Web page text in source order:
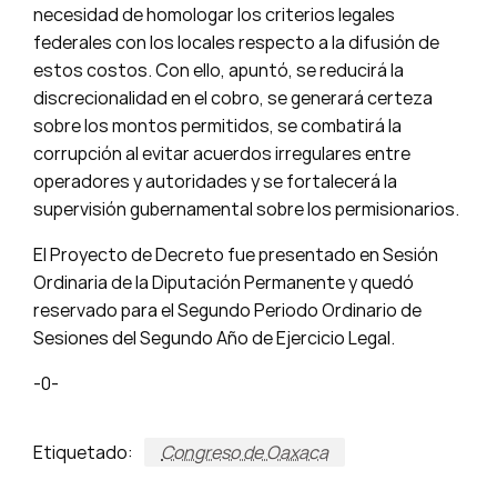
necesidad de homologar los criterios legales
federales con los locales respecto a la difusión de
estos costos. Con ello, apuntó, se reducirá la
discrecionalidad en el cobro, se generará certeza
sobre los montos permitidos, se combatirá la
corrupción al evitar acuerdos irregulares entre
operadores y autoridades y se fortalecerá la
supervisión gubernamental sobre los permisionarios.
El Proyecto de Decreto fue presentado en Sesión
Ordinaria de la Diputación Permanente y quedó
reservado para el Segundo Periodo Ordinario de
Sesiones del Segundo Año de Ejercicio Legal.
-0-
Etiquetado: Congreso de Oaxaca